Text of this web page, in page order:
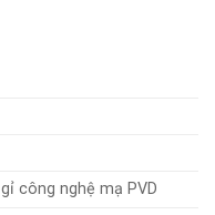
công nghệ mạ PVD